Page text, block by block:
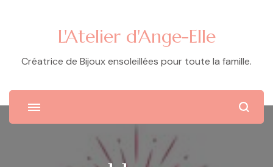
L'Atelier d'Ange-Elle
Créatrice de Bijoux ensoleillées pour toute la famille.